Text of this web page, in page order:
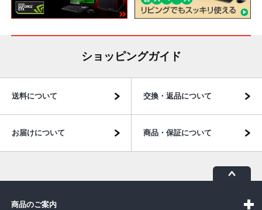
ショッピングガイド
送料について 交換・返品について
お届けについて 商品・保証について
商品のご案内